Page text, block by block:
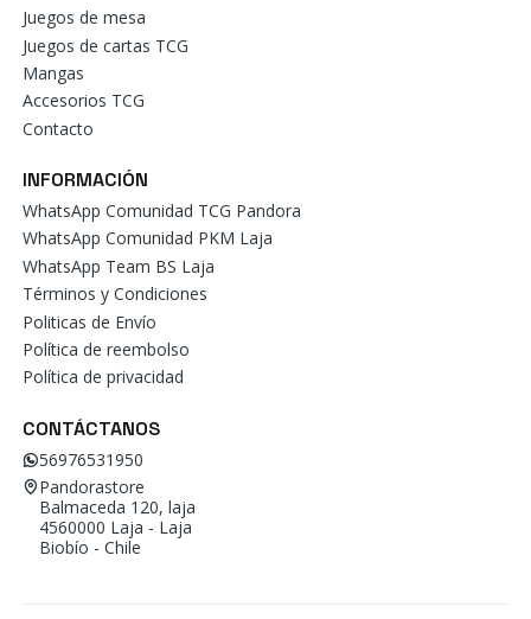
Juegos de mesa
Juegos de cartas TCG
Mangas
Accesorios TCG
Contacto
INFORMACIÓN
WhatsApp Comunidad TCG Pandora
WhatsApp Comunidad PKM Laja
WhatsApp Team BS Laja
Términos y Condiciones
Politicas de Envío
Política de reembolso
Política de privacidad
CONTÁCTANOS
56976531950
Pandorastore
Balmaceda 120, laja
4560000 Laja - Laja
Biobío - Chile